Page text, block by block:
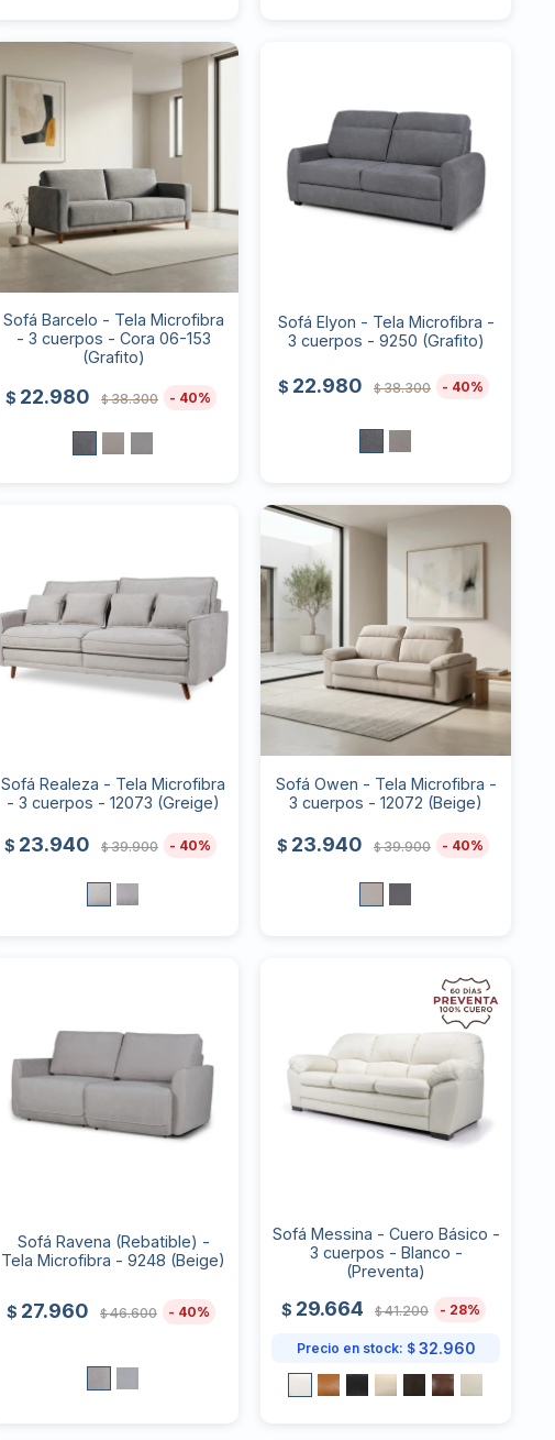
Sofá Barcelo - Tela Microfibra
- 3 cuerpos - Cora 06-153
(Grafito)
$ 22.980 $ 38.300 40
Sofá Elyon - Tela Microfibra -
3 cuerpos - 9250 (Grafito)
$ 22.980 $ 38.300 40
Sofá Realeza - Tela Microfibra
- 3 cuerpos - 12073 (Greige)
$ 23.940 $ 39.900 40
Sofá Owen - Tela Microfibra -
3 cuerpos - 12072 (Beige)
$ 23.940 $ 39.900 40
Sofá Ravena (Rebatible) -
Tela Microfibra - 9248 (Beige)
$ 27.960 $ 46.600 40
Sofá Messina - Cuero Básico -
3 cuerpos - Blanco -
(Preventa)
$ 29.664 $ 41.200 28
Precio en stock: $ 32.960